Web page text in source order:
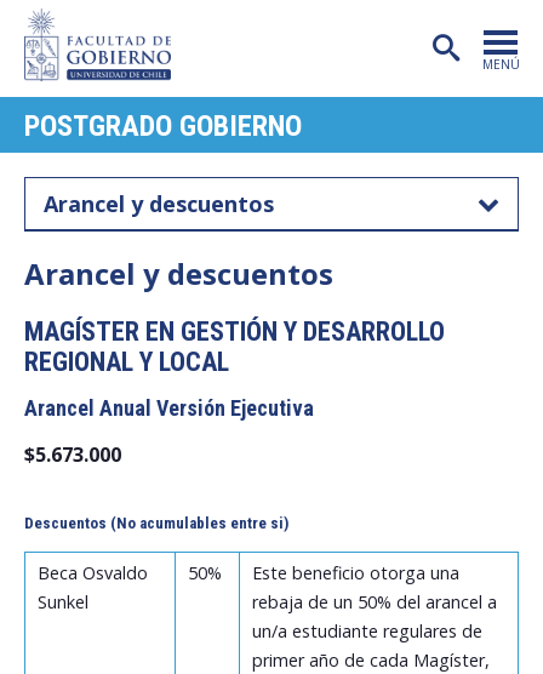
MENÚ
PORTADA
FACULTAD
CARRERAS
POSTGRADO
INVESTIGACIÓN
Postulantes
Estudiantes
POSTGRADO GOBIERNO
Arancel y descuentos
Arancel y descuentos
MAGÍSTER EN GESTIÓN Y DESARROLLO
REGIONAL Y LOCAL
Arancel Anual Versión Ejecutiva
$5.673.000
Descuentos (No acumulables entre si)
Beca Osvaldo
Sunkel
50%
Este beneficio otorga una
rebaja de un 50% del arancel a
un/a estudiante regulares de
primer año de cada Magíster,